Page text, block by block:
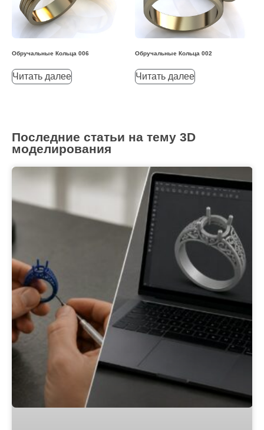
Обручальные Кольца 006
Читать далее
Обручальные Кольца 002
Читать далее
Последние статьи на тему 3D
моделирования